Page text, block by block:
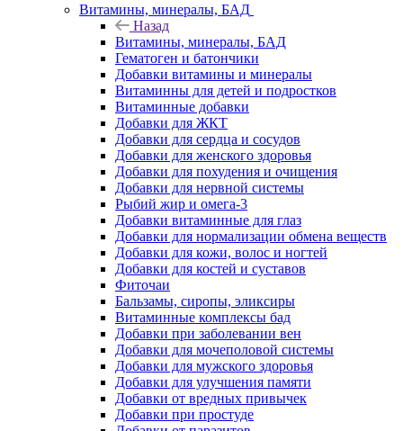
Витамины, минералы, БАД
Назад
Витамины, минералы, БАД
Гематоген и батончики
Добавки витамины и минералы
Витаминны для детей и подростков
Витаминные добавки
Добавки для ЖКТ
Добавки для сердца и сосудов
Добавки для женского здоровья
Добавки для похудения и очищения
Добавки для нервной системы
Рыбий жир и омега-3
Добавки витаминные для глаз
Добавки для нормализации обмена веществ
Добавки для кожи, волос и ногтей
Добавки для костей и суставов
Фиточаи
Бальзамы, сиропы, эликсиры
Витаминные комплексы бад
Добавки при заболевании вен
Добавки для мочеполовой системы
Добавки для мужского здоровья
Добавки для улучшения памяти
Добавки от вредных привычек
Добавки при простуде